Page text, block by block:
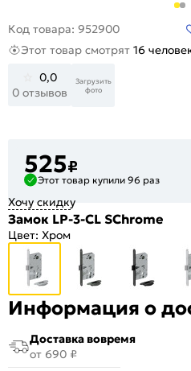
Код товара: 952900
Этот товар смотрят 16
0,0
0 отзывов
Загрузить
фото
525₽
Этот товар купили 96 раз
Хочу скидку
Замок LP-3-CL SChrome
Цвет: Хром
Информация о
Доставка вовремя
от 690 ₽